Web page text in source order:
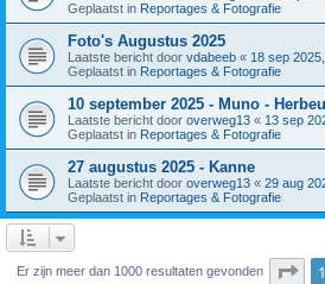
Geplaatst in Reportages & Fotografie
Foto's Augustus 2025
Laatste bericht door vdabeeb « 18 sep
Geplaatst in Reportages & Fotografie
10 september 2025 - Muno -
Laatste bericht door overweg13 « 13 sep
Geplaatst in Reportages & Fotografie
27 augustus 2025 - Kanne
Laatste bericht door overweg13 « 29 aug
Geplaatst in Reportages & Fotografie
Er zijn meer dan 1000 resultaten gevonden 1